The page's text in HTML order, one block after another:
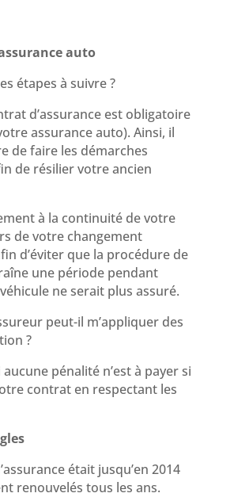
auto
étapes à suivre ?
d’assurance est obligatoire
assurance auto). Ainsi, il
de faire les démarches
de résilier votre ancien
à la continuité de votre
de votre changement
d’éviter que la procédure de
une période pendant
ne serait plus assuré.
peut-il m’appliquer des
?
pénalité n’est à payer si
contrat en respectant les
était jusqu’en 2014
renouvelés tous les ans.